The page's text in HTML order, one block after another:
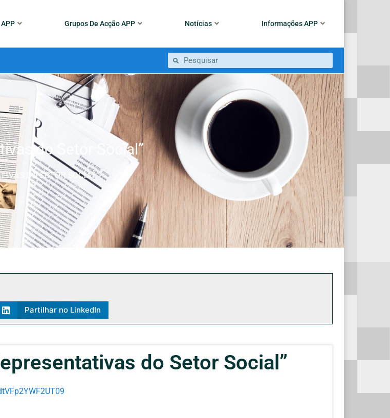
APP Grupos De Acção APP Notícias Informações APP
do Setor Social”
DO SETOR SOCIAL”
Partilhar no LinkedIn
do Setor Social”